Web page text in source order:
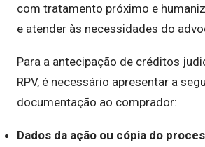
com tratamento próximo e
e atender às necessidades do
Para a antecipação de créditos
RPV, é necessário apresentar a
documentação ao comprador:
Dados da ação ou cópia do